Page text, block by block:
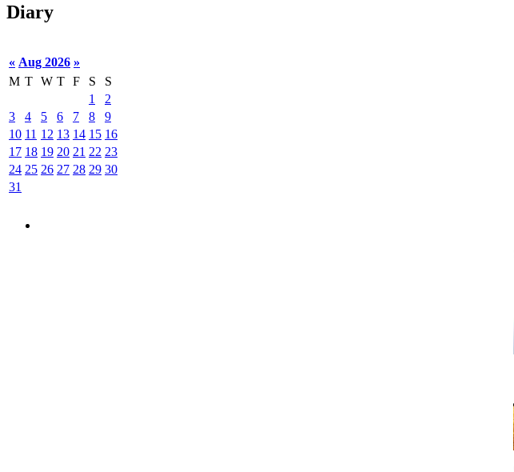
Diary
« Aug 2026 »
M T W T F S
S
1
2
3
4 5 6 7 8
9
10 11 12 13 14 15 16
17 18 19 20 21 22 23
24 25 26 27 28 29 30
31